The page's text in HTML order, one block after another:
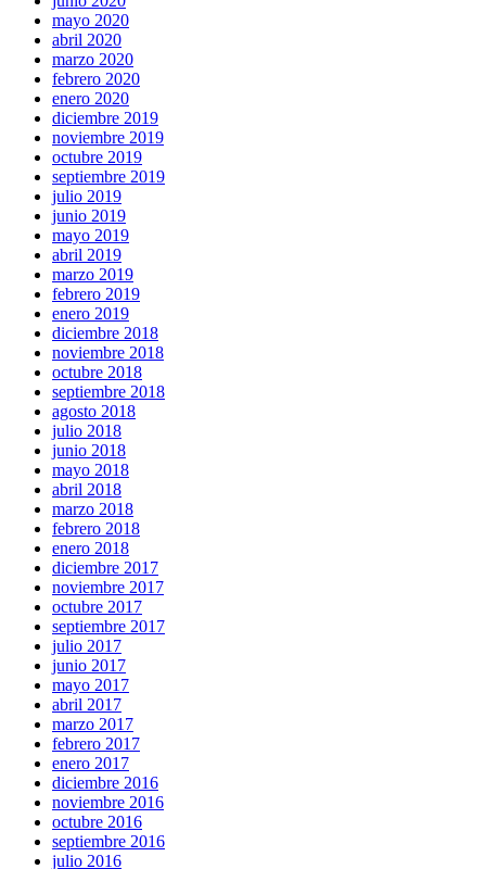
mayo 2020
abril 2020
marzo 2020
febrero 2020
enero 2020
diciembre 2019
noviembre 2019
octubre 2019
septiembre 2019
julio 2019
junio 2019
mayo 2019
abril 2019
marzo 2019
febrero 2019
enero 2019
diciembre 2018
noviembre 2018
octubre 2018
septiembre 2018
agosto 2018
julio 2018
junio 2018
mayo 2018
abril 2018
marzo 2018
febrero 2018
enero 2018
diciembre 2017
noviembre 2017
octubre 2017
septiembre 2017
julio 2017
junio 2017
mayo 2017
abril 2017
marzo 2017
febrero 2017
enero 2017
diciembre 2016
noviembre 2016
octubre 2016
septiembre 2016
julio 2016